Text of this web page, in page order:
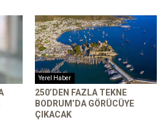
Yerel Haber
250’DEN FAZLA TEKNE
BODRUM’DA GÖRÜCÜYE
ÇIKACAK